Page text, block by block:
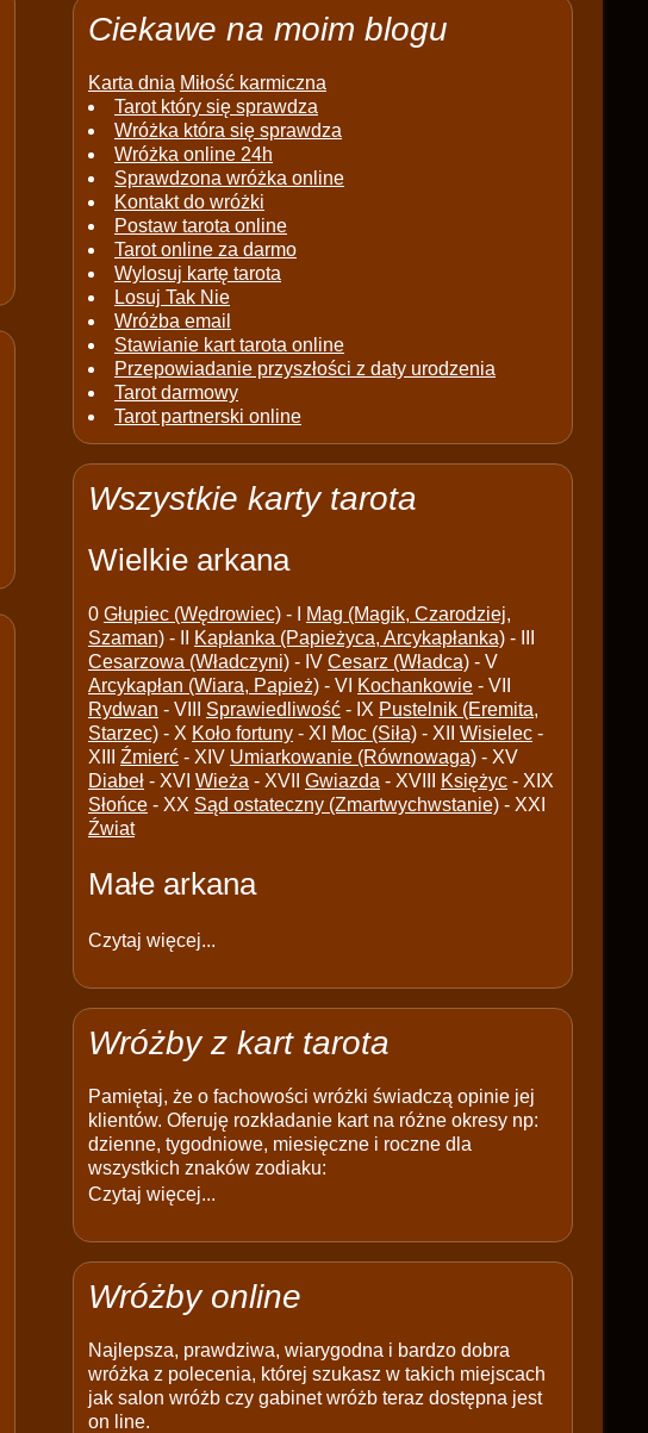
Ciekawe na moim blogu
Karta dnia Miłość karmiczna
Tarot który się sprawdza
Wróżka która się sprawdza
Wróżka online 24h
Sprawdzona wróżka online
Kontakt do wróżki
Postaw tarota online
Tarot online za darmo
Wylosuj kartę tarota
Losuj Tak Nie
Wróżba email
Stawianie kart tarota online
Przepowiadanie przyszłości z daty urodzenia
Tarot darmowy
Tarot partnerski online
Wszystkie karty tarota
Wielkie arkana
0 Głupiec (Wędrowiec) - I
Mag (Magik, Czarodziej,
Szaman) - II Kapłanka (Papieżyca, Arcykapłanka) - III
Cesarzowa (Władczyni) - IV Cesarz (Władca) - V
Arcykapłan (Wiara, Papież) - VI Kochankowie - VII
Rydwan - VIII Sprawiedliwość - IX Pustelnik (Eremita,
Starzec) - X Koło fortuny - XI Moc (Siła) - XII Wisielec -
XIII Źmierć - XIV Umiarkowanie (Równowaga) - XV
Diabeł - XVI Wieża - XVII Gwiazda - XVIII Księżyc - XIX
Słońce - XX Sąd ostateczny (Zmartwychwstanie) - XXI
Źwiat
Małe arkana
Czytaj więcej...
Wróżby z kart tarota
Pamiętaj, że o fachowości wróżki świadczą opinie jej
klientów. Oferuję rozkładanie kart na różne okresy np:
dzienne, tygodniowe, miesięczne i roczne dla
wszystkich znaków zodiaku:
Czytaj więcej...
Wróżby online
Najlepsza, prawdziwa, wiarygodna i bardzo dobra
wróżka z polecenia, której szukasz w takich miejscach
jak salon wróżb czy gabinet wróżb teraz dostępna jest
on line.